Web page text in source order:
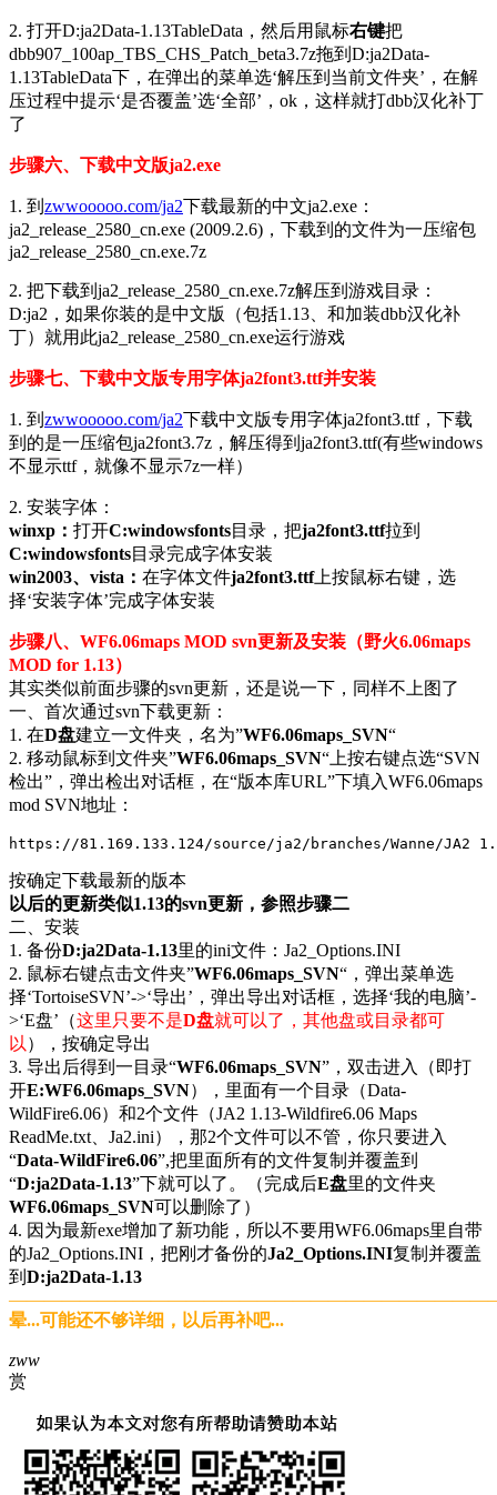
2. 打开D:ja2Data-1.13TableData，然后用鼠标右键把
dbb907_100ap_TBS_CHS_Patch_beta3.7z拖到D:ja2Data-
1.13TableData下，在弹出的菜单选‘解压到当前文件夹’，在解
压过程中提示‘是否覆盖’选‘全部’，ok，这样就打dbb汉化补丁
了
步骤六、下载中文版ja2.exe
1. 到 zwwooooo.com/ja2下载最新的中文ja2.exe：
ja2_release_2580_cn.exe (2009.2.6)，下载到的文件为一压缩包
ja2_release_2580_cn.exe.7z
2. 把下载到ja2_release_2580_cn.exe.7z解压到游戏目录：
D:ja2，如果你装的是中文版（包括1.13、和加装dbb汉化补
丁）就用此ja2_release_2580_cn.exe运行游戏
步骤七、下载中文版专用字体ja2font3.ttf并安装
1. 到 zwwooooo.com/ja2下载中文版专用字体ja2font3.ttf，下载
到的是一压缩包ja2font3.7z，解压得到ja2font3.ttf(有些windows
不显示ttf，就像不显示7z一样）
2. 安装字体：
winxp： 打开C:windowsfonts目录，把ja2font3.ttf拉到
C:windowsfonts目录完成字体安装
win2003、vista： 在字体文件ja2font3.ttf上按鼠标右键，选
择‘安装字体’完成字体安装
步骤八、WF6.06maps MOD svn更新及安装（野火6.06maps
MOD for 1.13）
其实类似前面步骤的svn更新，还是说一下，同样不上图了
一、首次通过svn下载更新：
1. 在D盘建立一文件夹，名为”WF6.06maps_SVN“
2. 移动鼠标到文件夹”WF6.06maps_SVN“上按右键点选“SVN
检出”，弹出检出对话框，在“版本库URL”下填入WF6.06maps
mod SVN地址：
https://81.169.133.124/source/ja2/branches/Wanne/JA2
按确定下载最新的版本
以后的更新类似1.13的svn更新，参照步骤二
二、安装
1. 备份D:ja2Data-1.13里的ini文件：Ja2_Options.INI
2. 鼠标右键点击文件夹”WF6.06maps_SVN“，弹出菜单选
择‘TortoiseSVN’->‘导出’，弹出导出对话框，选择‘我的电脑’-
>‘E盘’（这里只要不是D盘就可以了，其他盘或目录都可
以 ），按确定导出
3. 导出后得到一目录“WF6.06maps_SVN”，双击进入（即打
开E:WF6.06maps_SVN），里面有一个目录（Data-
WildFire6.06）和2个文件（JA2 1.13-Wildfire6.06 Maps
ReadMe.txt、Ja2.ini），那2个文件可以不管，你只要进入
“Data-WildFire6.06”,把里面所有的文件复制并覆盖到
“D:ja2Data-1.13”下就可以了。（完成后E盘里的文件夹
WF6.06maps_SVN可以删除了）
4. 因为最新exe增加了新功能，所以不要用WF6.06maps里自带
的Ja2_Options.INI，把刚才备份的Ja2_Options.INI复制并覆盖
到 D:ja2Data-1.13
晕...可能还不够详细，以后再补吧...
zww
赏